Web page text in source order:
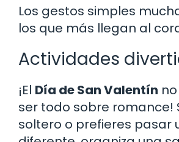
Los gestos simples
los que más llegan al
Actividades
¡El Día de San Valentín
ser todo sobre romance!
soltero o prefieres pasar